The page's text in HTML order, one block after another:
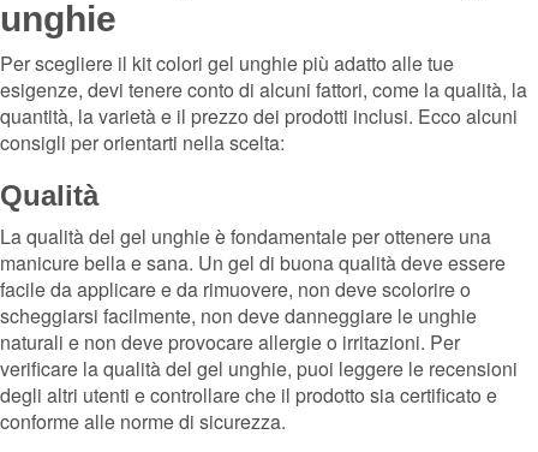
unghie
Per scegliere il kit colori gel unghie più adatto alle tue
esigenze, devi tenere conto di alcuni fattori, come la qualità, la
quantità, la varietà e il prezzo dei prodotti inclusi. Ecco alcuni
consigli per orientarti nella scelta:
Qualità
La qualità del gel unghie è fondamentale per ottenere una
manicure bella e sana. Un gel di buona qualità deve essere
facile da applicare e da rimuovere, non deve scolorire o
scheggiarsi facilmente, non deve danneggiare le unghie
naturali e non deve provocare allergie o irritazioni. Per
verificare la qualità del gel unghie, puoi leggere le recensioni
degli altri utenti e controllare che il prodotto sia certificato e
conforme alle norme di sicurezza.